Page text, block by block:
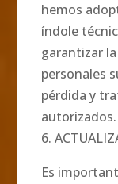
hemos
índole
garantizar
personales
pérdida y
autorizados.
6.
Es